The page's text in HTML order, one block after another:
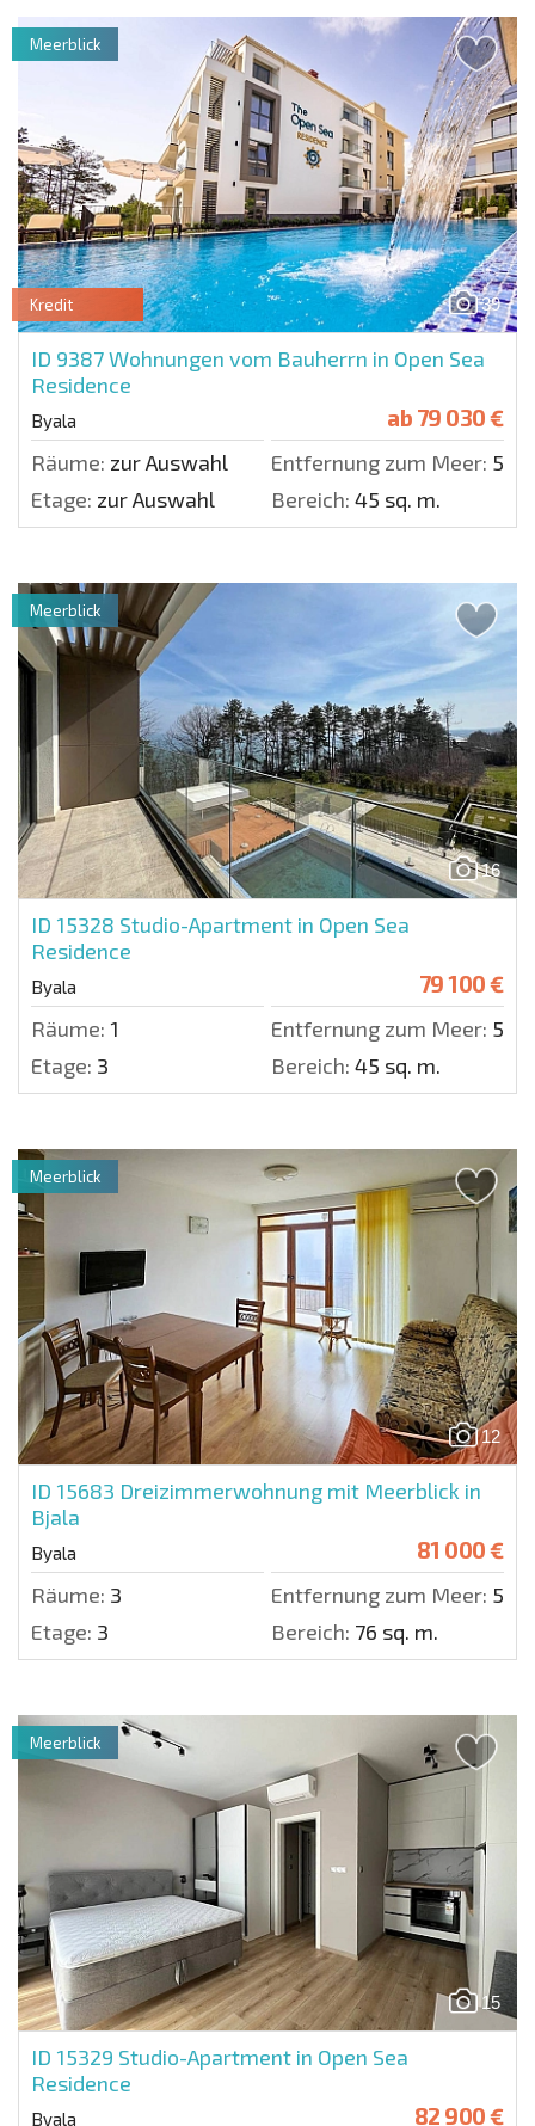
39
Kredit
ID 9387Wohnungen vom Bauherrn in Open Sea
Residence
Byala ab 79 030 €
Räume: zur Auswahl Entfernung zum Meer: 50
Etage: zur Auswahl Bereich: 45 sq. m.
Meerblick
16
ID 15328 Studio-Apartment in Open Sea
Residence
Byala 79 100 €
Räume: 1 Entfernung zum Meer: 50
Etage: 3 Bereich: 45 sq. m.
Meerblick
12
ID 15683 Dreizimmerwohnung mit Meerblick in
Bjala
Byala 81 000 €
Räume: 3 Entfernung zum Meer: 50
Etage: 3 Bereich: 76 sq. m.
Meerblick
15
ID 15329 Studio-Apartment in Open Sea
Residence
Byala 82 900 €
Meerblick